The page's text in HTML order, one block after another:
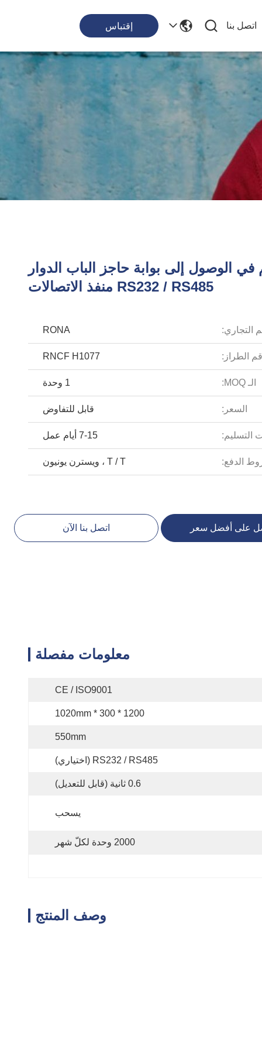
اتصل بنا إقتباس
في الوصول إلى بوابة حاجز الباب الدوار
RS232 / RS485 منفذ الاتصالات
التجاري: RONA
الطراز: RNCF H1077
الـ MOQ: 1 وحدة
السعر: قابل للتفاوض
التسليم: 7-15 أيام عمل
الدفع: T / T ، ويسترن يونيون
على أفضل سعر اتصل بنا الآن
معلومات مفصلة
CE / ISO9001
1200 * 300 * 1020mm
550mm
RS232 / RS485 (اختياري)
0.6 ثانية (قابل للتعديل)
يسحب
2000 وحدة لكلّ شهر
وصف المنتج